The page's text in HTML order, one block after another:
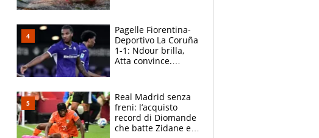
adesso
Pagelle Fiorentina-
Deportivo La Coruña
1-1: Ndour brilla,
Atta convince.
Real Madrid senza
freni: l’acquisto
record di Diomande
che batte Zidane e